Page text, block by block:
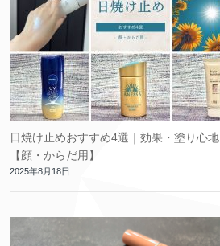
日焼け止めおすすめ4選｜効果・塗り心
【顔・からだ用】
2025年8月18日